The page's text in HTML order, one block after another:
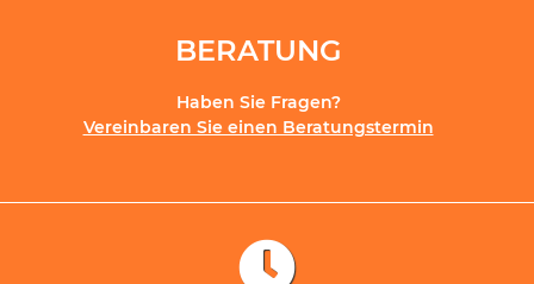
BERATUNG
Haben Sie Fragen?
Vereinbaren Sie einen Beratungstermin